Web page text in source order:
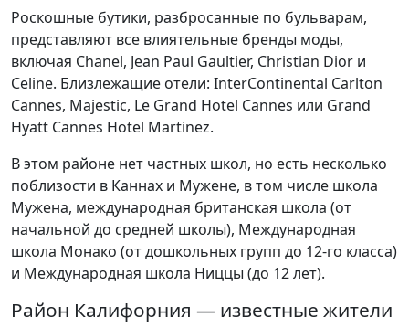
Роскошные бутики, разбросанные по бульварам,
представляют все влиятельные бренды моды,
включая Chanel, Jean Paul Gaultier, Christian Dior и
Celine. Близлежащие отели: InterContinental Carlton
Cannes, Majestic, Le Grand Hotel Cannes или Grand
Hyatt Cannes Hotel Martinez.
В этом районе нет частных школ, но есть несколько
поблизости в Каннах и Мужене, в том числе школа
Мужена, международная британская школа (от
начальной до средней школы), Международная
школа Монако (от дошкольных групп до 12-го класса)
и Международная школа Ниццы (до 12 лет).
Район Калифорния — известные жители